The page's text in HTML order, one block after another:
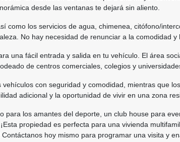
desde las ventanas te dejará sin aliento.
como los servicios de agua, chimenea, citófono/
No hay necesidad de renunciar a la comodidad
una fácil entrada y salida en tu vehículo. El área
de centros comerciales, colegios y
con seguridad y comodidad, mientras que
adicional y la oportunidad de vivir en una zona
para los amantes del deporte, un club house para
propiedad es perfecta para una vivienda
hoy mismo para programar una visita y